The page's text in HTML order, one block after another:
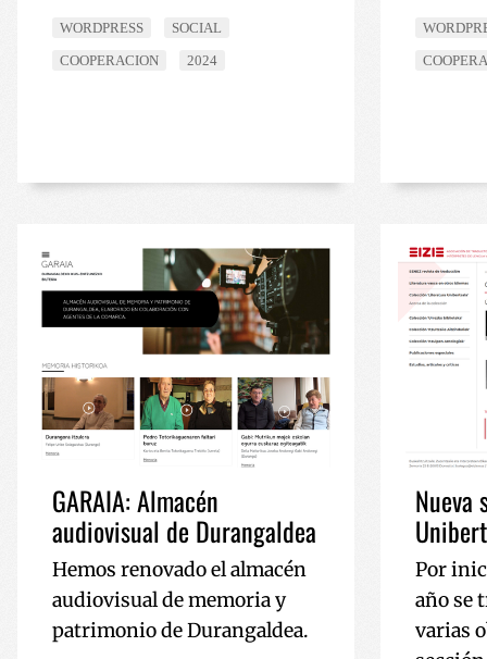
WORDPRESS
SOCIAL
COOPERACION
2024
GARAIA: Almacén
audiovisual de Durangaldea
Hemos renovado el almacén
audiovisual de memoria y
patrimonio de Durangaldea.
Nueva
Por
año se
varias
_ga_R9RG1DCR03